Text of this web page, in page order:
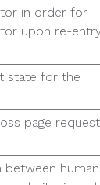
in order for
upon re-
state for the
page
between